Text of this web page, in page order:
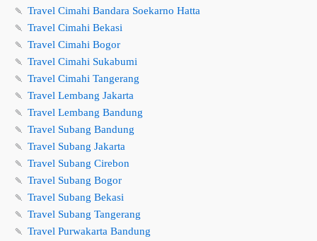
🍡 Travel Cimahi Bandara Soekarno Hatta
🍡 Travel Cimahi Bekasi
🍡 Travel Cimahi Bogor
🍡 Travel Cimahi Sukabumi
🍡 Travel Cimahi Tangerang
🍡 Travel Lembang Jakarta
🍡 Travel Lembang Bandung
🍡 Travel Subang Bandung
🍡 Travel Subang Jakarta
🍡 Travel Subang Cirebon
🍡 Travel Subang Bogor
🍡 Travel Subang Bekasi
🍡 Travel Subang Tangerang
🍡 Travel Purwakarta Bandung